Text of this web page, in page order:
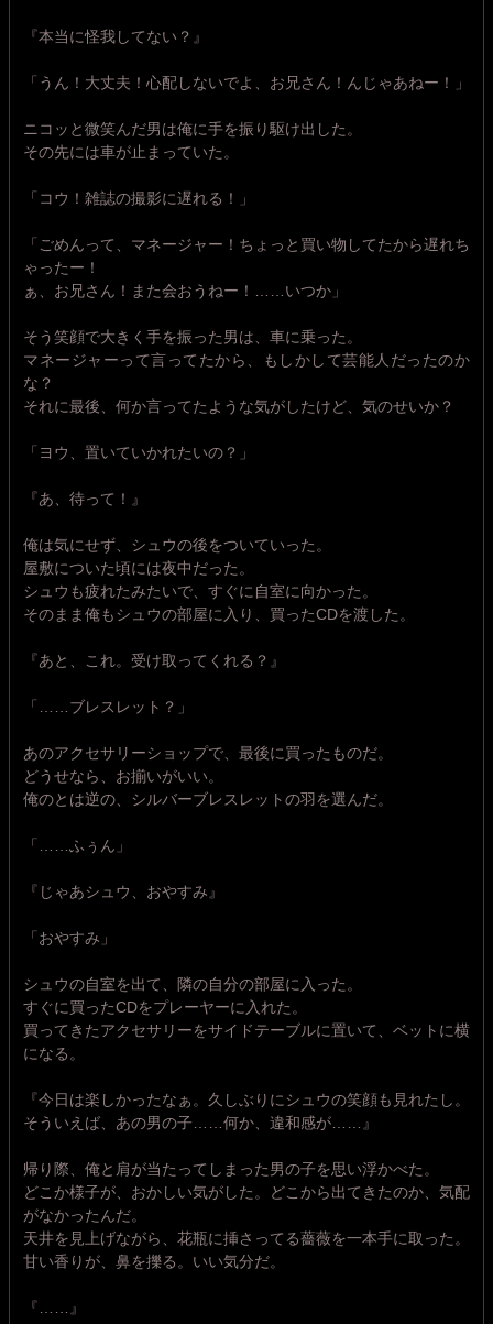
『本当に怪我してない？』
「うん！大丈夫！心配しないでよ、お兄さん！んじゃあねー！」
ニコッと微笑んだ男は俺に手を振り駆け出した。
その先には車が止まっていた。
「コウ！雑誌の撮影に遅れる！」
「ごめんって、マネージャー！ちょっと買い物してたから遅れち
ゃったー！
ぁ、お兄さん！また会おうねー！……いつか」
そう笑顔で大きく手を振った男は、車に乗った。
マネージャーって言ってたから、もしかして芸能人だったのか
な？
それに最後、何か言ってたような気がしたけど、気のせいか？
「ヨウ、置いていかれたいの？」
『あ、待って！』
俺は気にせず、シュウの後をついていった。
屋敷についた頃には夜中だった。
シュウも疲れたみたいで、すぐに自室に向かった。
そのまま俺もシュウの部屋に入り、買ったCDを渡した。
『あと、これ。受け取ってくれる？』
「……ブレスレット？」
あのアクセサリーショップで、最後に買ったものだ。
どうせなら、お揃いがいい。
俺のとは逆の、シルバーブレスレットの羽を選んだ。
「……ふぅん」
『じゃあシュウ、おやすみ』
「おやすみ」
シュウの自室を出て、隣の自分の部屋に入った。
すぐに買ったCDをプレーヤーに入れた。
買ってきたアクセサリーをサイドテーブルに置いて、ベットに横
になる。
『今日は楽しかったなぁ。久しぶりにシュウの笑顔も見れたし。
そういえば、あの男の子……何か、違和感が……』
帰り際、俺と肩が当たってしまった男の子を思い浮かべた。
どこか様子が、おかしい気がした。どこから出てきたのか、気配
がなかったんだ。
天井を見上げながら、花瓶に挿さってる薔薇を一本手に取った。
甘い香りが、鼻を擽る。いい気分だ。
『……』